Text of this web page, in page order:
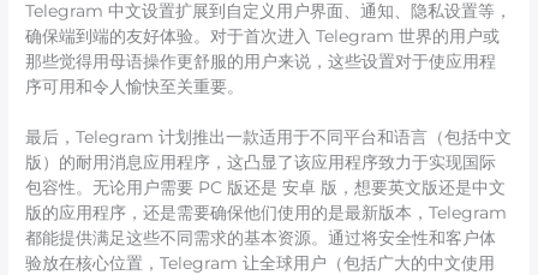
Telegram 中文设置扩展到自定义用户界面、通知、隐私设置等，
确保端到端的友好体验。对于首次进入 Telegram 世界的用户或
那些觉得用母语操作更舒服的用户来说，这些设置对于使应用程
序可用和令人愉快至关重要。
最后，Telegram 计划推出一款适用于不同平台和语言（包括中文
版）的耐用消息应用程序，这凸显了该应用程序致力于实现国际
包容性。无论用户需要 PC 版还是 安卓 版，想要英文版还是中文
版的应用程序，还是需要确保他们使用的是最新版本，Telegram
都能提供满足这些不同需求的基本资源。通过将安全性和客户体
验放在核心位置，Telegram 让全球用户（包括广大的中文使用